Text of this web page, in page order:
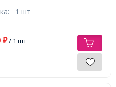
1 шт
₽/ 1 шт